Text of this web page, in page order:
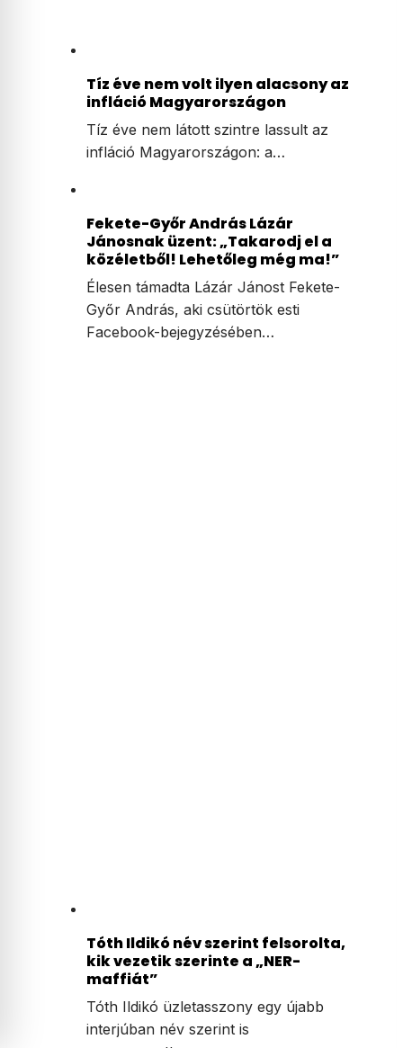
Tíz éve nem volt ilyen alacsony az
infláció Magyarországon
Tíz éve nem látott szintre lassult az
infláció Magyarországon: a…
Fekete-Győr András Lázár
Jánosnak üzent: „Takarodj el a
közéletből! Lehetőleg még ma!”
Élesen támadta Lázár Jánost Fekete-
Győr András, aki csütörtök esti
Facebook-bejegyzésében…
Tóth Ildikó név szerint felsorolta,
kik vezetik szerinte a „NER-
maffiát”
Tóth Ildikó üzletasszony egy újabb
interjúban név szerint is